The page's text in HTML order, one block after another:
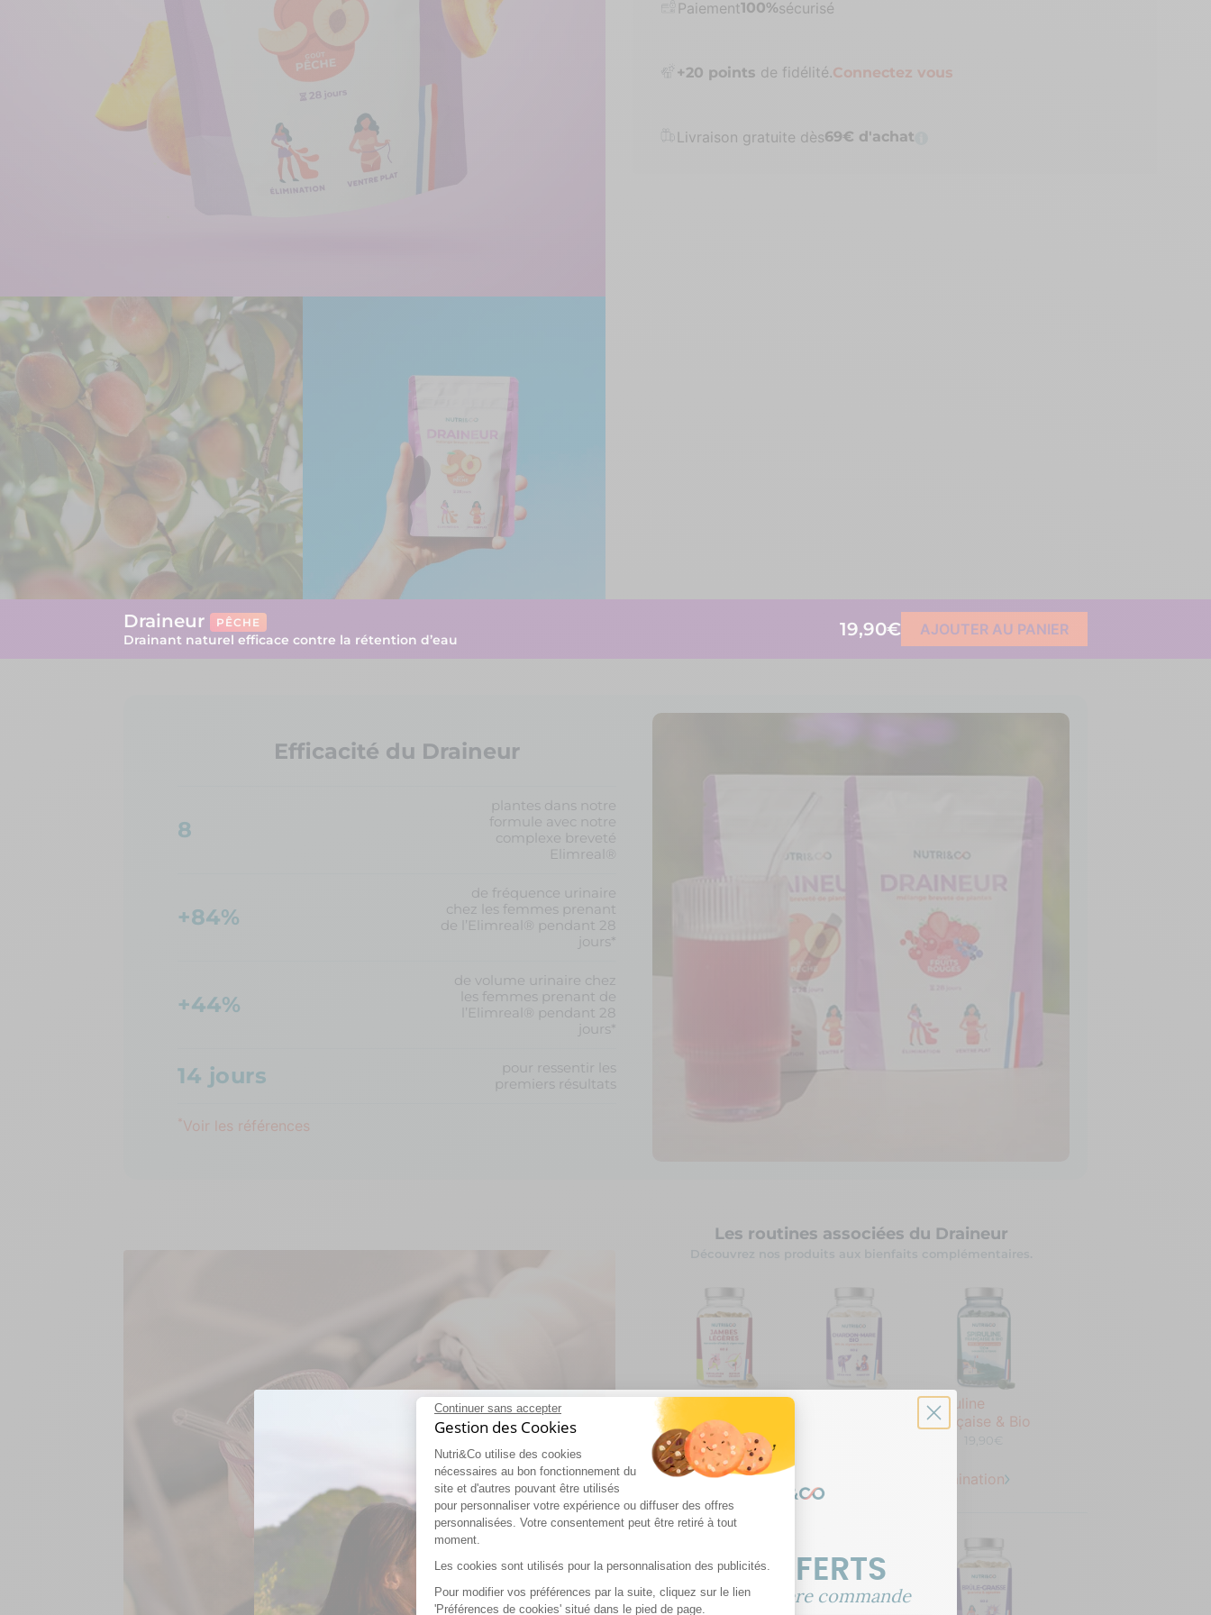
Continuer sans accepter
Gestion des Cookies
Nutri&Co utilise des cookies
nécessaires au bon fonctionnement du
site et d'autres pouvant être utilisés
pour personnaliser votre expérience ou diffuser des offres
personnalisées. Votre consentement peut être retiré à tout
moment.
Les cookies sont utilisés pour la personnalisation des publicités.
Pour modifier vos préférences par la suite, cliquez sur le lien
'Préférences de cookies' situé dans le pied de page.
Paiement100%sécurisé
+20 points de fidélité.Connectez vous
Livraison gratuite dès69€ d'achat
Draineur PÊCHE
Drainant naturel efficace contre la rétention d’eau 19,90€ AJOUTER AU PANIER
Efficacité du Draineur
8
plantes dans notre
formule avec notre
complexe breveté
Elimreal®
+84%
de fréquence urinaire
chez les femmes prenant
de l’Elimreal® pendant 28
jours*
+44%
de volume urinaire chez
les femmes prenant de
l’Elimreal® pendant 28
jours*
14 jours
pour ressentir les
premiers résultats
* Voir les références
Les routines associées du Draineur
Découvrez nos produits aux bienfaits complémentaires.
Jambes Légères
19,90€
Spiruline
Française & Bio
Compléments alimentaires Détox foie et Elimination
-10% OFFERTS
Sur votre première commande